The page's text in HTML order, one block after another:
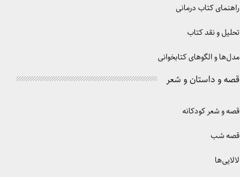
راهنمای کتاب درمانی
تحلیل و نقد کتاب
مدل‌ها و الگوهای کتابخوانی
قصه و داستان و شعر
قصه و شعر کودکانه
قصه شب
لالایی‌ها